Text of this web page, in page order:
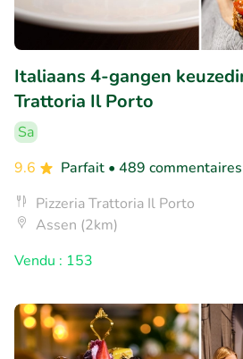
Italiaans 4-gangen
Trattoria Il Porto
Sa
9.6
Parfait • 489 commentaires
Pizzeria Trattoria Il Porto
Assen (2km)
Vendu : 153